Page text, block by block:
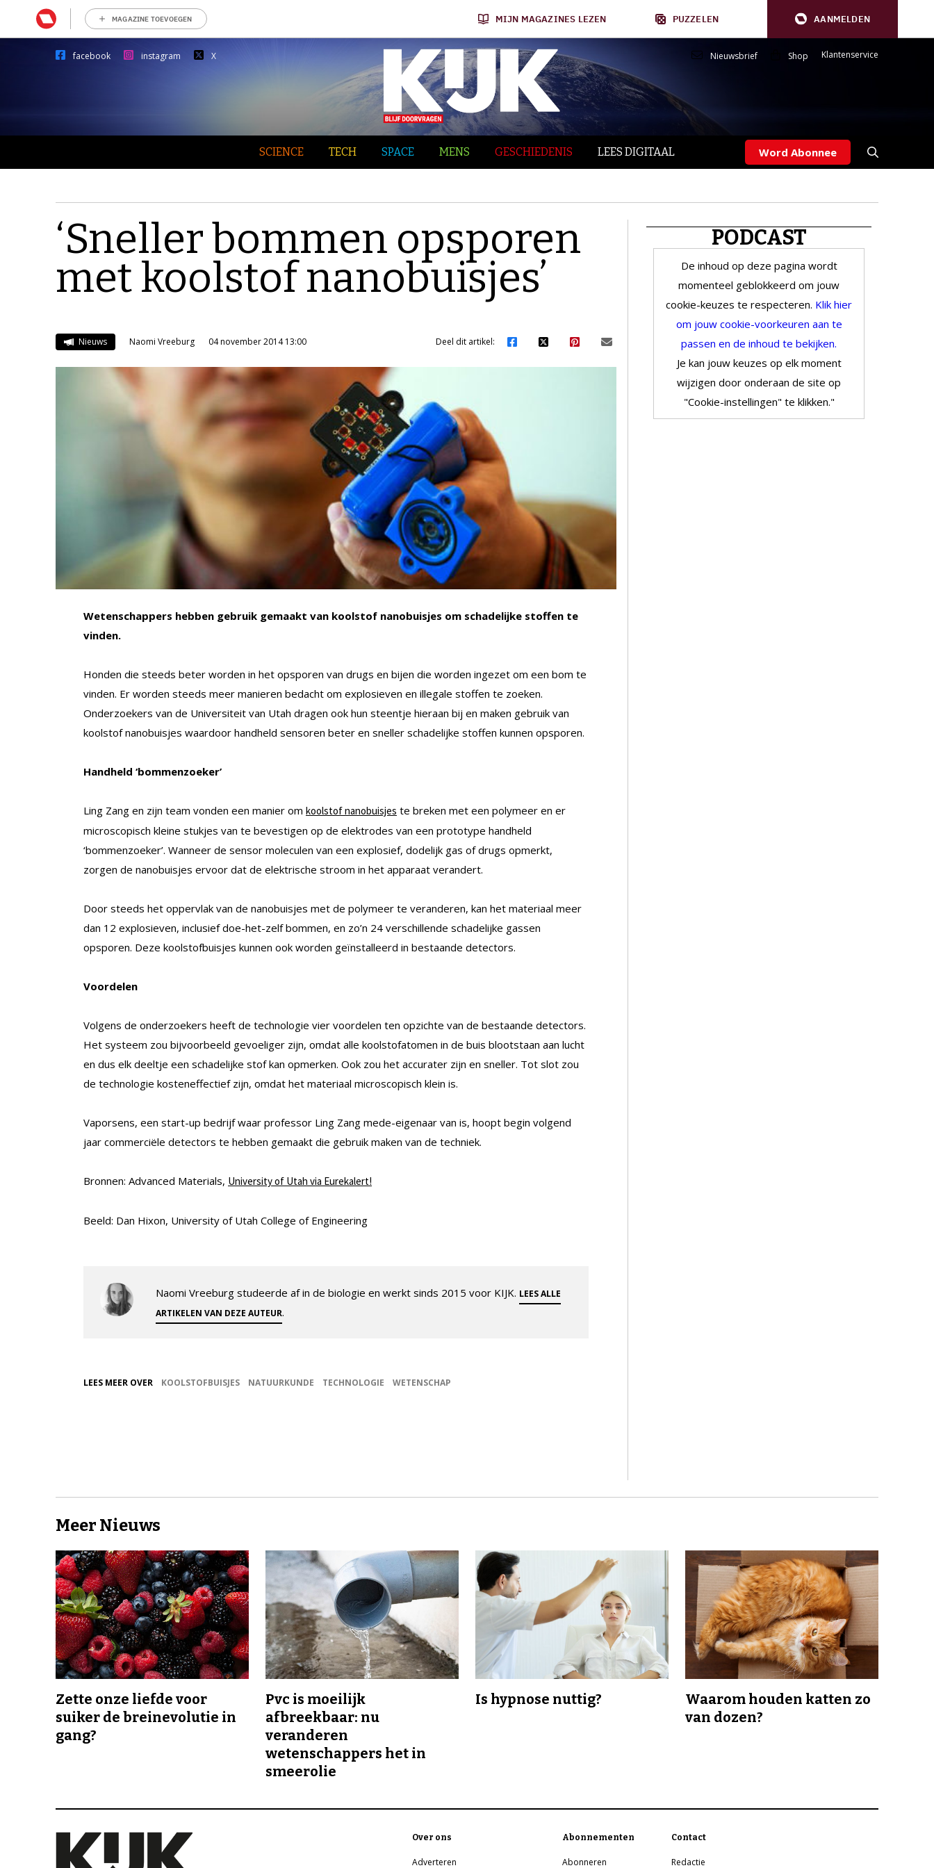
MAGAZINE TOEVOEGEN MIJN MAGAZINES LEZEN PUZZELEN AANMELDEN
facebook instagram X Nieuwsbrief Shop Klantenservice
SCIENCE TECH SPACE MENS GESCHIEDENIS LEES DIGITAAL Word Abonnee
‘Sneller bommen opsporen
met koolstof nanobuisjes’
Nieuws Naomi Vreeburg 04 november 2014 13:00 Deel dit artikel:
Wetenschappers hebben gebruik gemaakt van koolstof nanobuisjes om schadelijke stoffen te
vinden.
Honden die steeds beter worden in het opsporen van drugs en bijen die worden ingezet om een bom te
vinden. Er worden steeds meer manieren bedacht om explosieven en illegale stoffen te zoeken.
Onderzoekers van de Universiteit van Utah dragen ook hun steentje hieraan bij en maken gebruik van
koolstof nanobuisjes waardoor handheld sensoren beter en sneller schadelijke stoffen kunnen opsporen.
Handheld ‘bommenzoeker’
Ling Zang en zijn team vonden een manier om koolstof nanobuisjes te breken met een polymeer en er
microscopisch kleine stukjes van te bevestigen op de elektrodes van een prototype handheld
‘bommenzoeker’. Wanneer de sensor moleculen van een explosief, dodelijk gas of drugs opmerkt,
zorgen de nanobuisjes ervoor dat de elektrische stroom in het apparaat verandert.
Door steeds het oppervlak van de nanobuisjes met de polymeer te veranderen, kan het materiaal meer
dan 12 explosieven, inclusief doe-het-zelf bommen, en zo’n 24 verschillende schadelijke gassen
opsporen. Deze koolstofbuisjes kunnen ook worden geïnstalleerd in bestaande detectors.
Voordelen
Volgens de onderzoekers heeft de technologie vier voordelen ten opzichte van de bestaande detectors.
Het systeem zou bijvoorbeeld gevoeliger zijn, omdat alle koolstofatomen in de buis blootstaan aan lucht
en dus elk deeltje een schadelijke stof kan opmerken. Ook zou het accurater zijn en sneller. Tot slot zou
de technologie kosteneffectief zijn, omdat het materiaal microscopisch klein is.
Vaporsens, een start-up bedrijf waar professor Ling Zang mede-eigenaar van is, hoopt begin volgend
jaar commerciële detectors te hebben gemaakt die gebruik maken van de techniek.
Bronnen: Advanced Materials, University of Utah via Eurekalert!
Beeld: Dan Hixon, University of Utah College of Engineering
Naomi Vreeburg studeerde af in de biologie en werkt sinds 2015 voor KIJK. LEES ALLE
ARTIKELEN VAN DEZE AUTEUR.
LEES MEER OVER KOOLSTOFBUISJES NATUURKUNDE TECHNOLOGIE WETENSCHAP
PODCAST
De inhoud op deze pagina wordt
momenteel geblokkeerd om jouw
cookie-keuzes te respecteren. Klik hier
om jouw cookie-voorkeuren aan te
passen en de inhoud te bekijken.
Je kan jouw keuzes op elk moment
wijzigen door onderaan de site op
"Cookie-instellingen" te klikken."
Meer Nieuws
Zette onze liefde voor
suiker de breinevolutie in
gang?
Pvc is moeilijk
afbreekbaar: nu
veranderen
wetenschappers het in
smeerolie
Is hypnose nuttig?
Waarom houden katten zo
van dozen?
Over ons
Adverteren
Abonnementen
Abonneren
Contact
Redactie